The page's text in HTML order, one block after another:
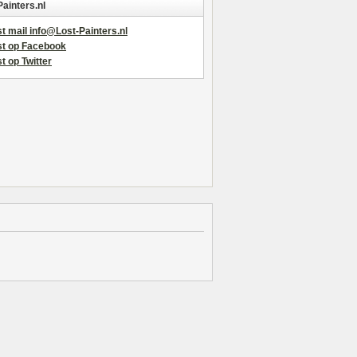
mail info@Lost-Painters.nl
op Facebook
op Twitter